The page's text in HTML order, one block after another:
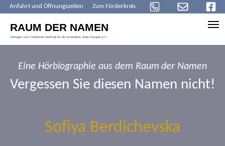
Anfahrt und Öffnungszeiten Zum Förderkreis
Eine Hörbiographie aus dem Raum der Namen
Vergessen Sie diesen Namen nicht!
Sofiya Berdichevska